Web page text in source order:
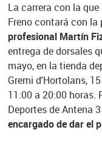
La carrera con la
Freno contará con
profesional Martín
entrega de dorsales
mayo, en la tienda
Gremi d'Hortolans,
11:00 a 20:00 horas.
Deportes de Antena
encargado de dar el